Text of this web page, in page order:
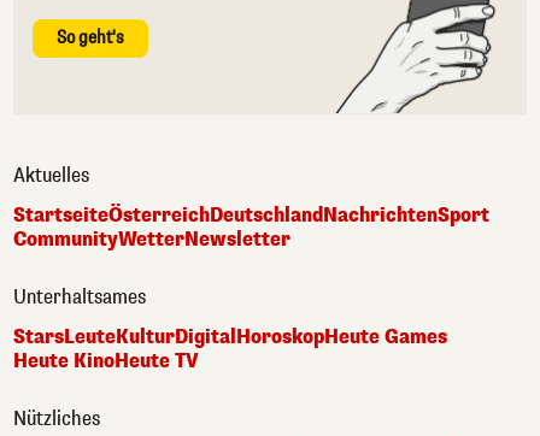
So geht's
Aktuelles
StartseiteÖsterreichDeutschlandNachrichtenSport
CommunityWetterNewsletter
Unterhaltsames
StarsLeuteKulturDigitalHoroskopHeute Games
Heute KinoHeute TV
Nützliches